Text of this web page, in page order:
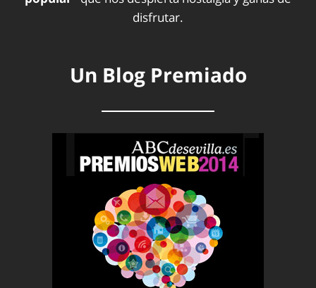
disfrutar.
Un Blog Premiado